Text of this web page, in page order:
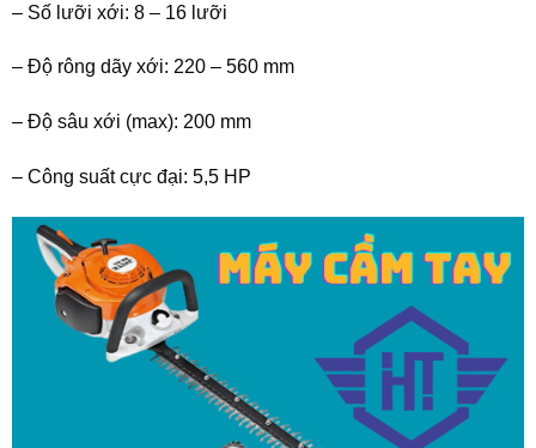
– Số lưỡi xới: 8 – 16 lưỡi
– Độ rông dãy xới: 220 – 560 mm
– Độ sâu xới (max): 200 mm
– Công suất cực đại: 5,5 HP